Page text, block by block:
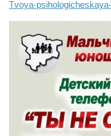
Tvoya-